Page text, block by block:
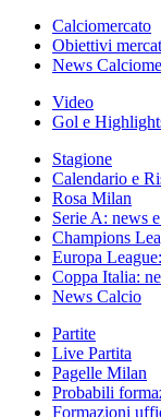
Calciomercato
Obiettivi
News
Video
Gol e
Stagione
Calendario e
Rosa Milan
Serie A: news
Champions
Europa
Coppa Italia:
News Calcio
Partite
Live Partita
Pagelle Milan
Probabili
Formazioni